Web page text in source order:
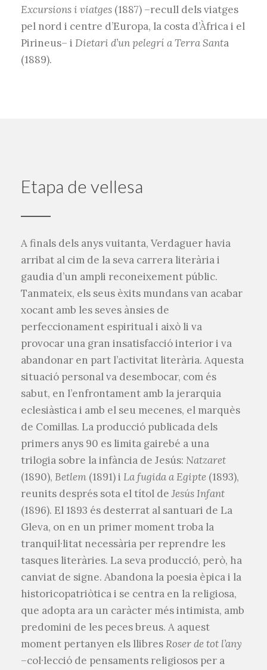
Excursions i viatges (1887) –recull dels viatges
pel nord i centre d’Europa, la costa d’Àfrica i el
Pirineus– i Dietari d’un pelegrí a Terra Santa
(1889).
Etapa de vellesa
A finals dels anys vuitanta, Verdaguer havia
arribat al cim de la seva carrera literària i
gaudia d’un ampli reconeixement públic.
Tanmateix, els seus èxits mundans van acabar
xocant amb les seves ànsies de
perfeccionament espiritual i això li va
provocar una gran insatisfacció interior i va
abandonar en part l’activitat literària. Aquesta
situació personal va desembocar, com és
sabut, en l’enfrontament amb la jerarquia
eclesiàstica i amb el seu mecenes, el marquès
de Comillas. La producció publicada dels
primers anys 90 es limita gairebé a una
trilogia sobre la infància de Jesús: Natzaret
(1890), Betlem (1891) i La fugida a Egipte (1893),
reunits després sota el títol de Jesús Infant
(1896). El 1893 és desterrat al santuari de La
Gleva, on en un primer moment troba la
tranquil·litat necessària per reprendre les
tasques literàries. La seva producció, però, ha
canviat de signe. Abandona la poesia èpica i la
historicopatriòtica i se centra en la religiosa,
que adopta ara un caràcter més intimista, amb
predomini de les peces breus. A aquest
moment pertanyen els llibres Roser de tot l’any
–col·lecció de pensaments religiosos per a